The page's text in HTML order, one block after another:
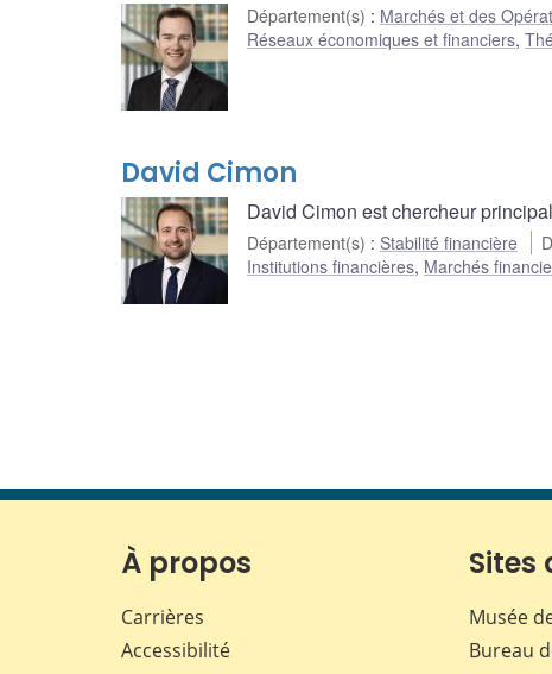
Département(s) : Marchés et des
Réseaux économiques et financiers,
David Cimon
David Cimon est chercheur
Département(s) : Stabilité financière
Institutions financières, Marchés
À propos
Carrières
Accessibilité
Sites
Musée
Bureau